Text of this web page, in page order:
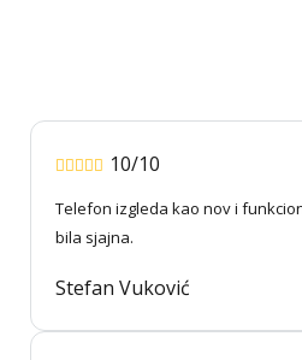
10/10
Telefon izgleda kao nov i
bila sjajna.
Stefan Vuković